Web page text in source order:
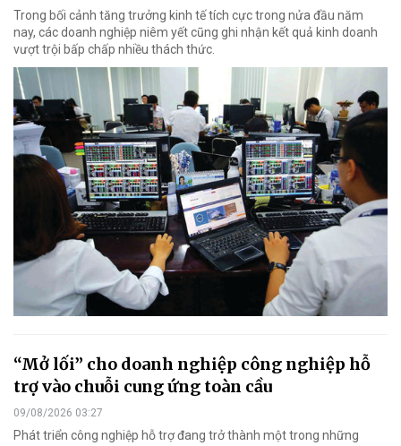
Trong bối cảnh tăng trưởng kinh tế tích cực trong nửa đầu năm
nay, các doanh nghiệp niêm yết cũng ghi nhận kết quả kinh doanh
vượt trội bấp chấp nhiều thách thức.
“Mở lối” cho doanh nghiệp công nghiệp hỗ
trợ vào chuỗi cung ứng toàn cầu
09/08/2026 03:27
Phát triển công nghiệp hỗ trợ đang trở thành một trong những